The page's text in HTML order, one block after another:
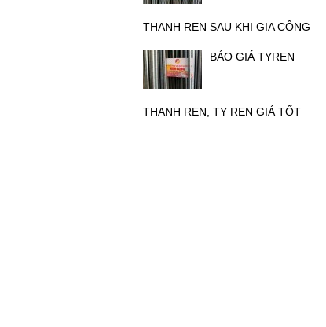
THANH REN SAU KHI GIA CÔNG
BÁO GIÁ TYREN
THANH REN, TY REN GIÁ TỐT